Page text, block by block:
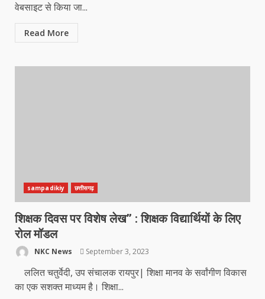
वेबसाइट से किया जा...
Read More
sampadikiy छत्तीसगढ़
शिक्षक दिवस पर विशेष लेख’’ : शिक्षक विद्यार्थियों के लिए
रोल मॉडल
NKC News September 3, 2023
ललित चतुर्वेदी, उप संचालक रायपुर| शिक्षा मानव के सर्वांगीण विकास
का एक सशक्त माध्यम है। शिक्षा...